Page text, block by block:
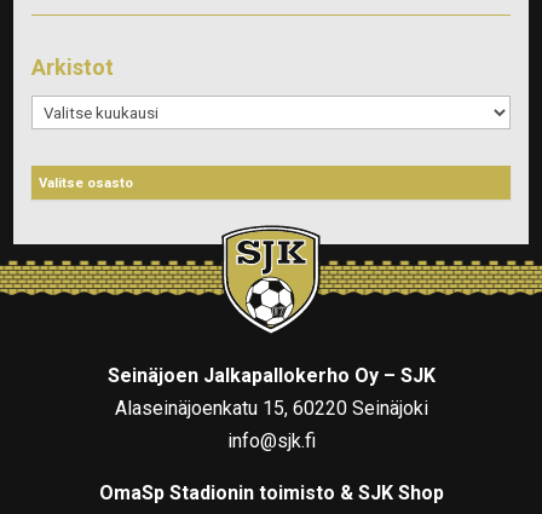
Arkistot
Arkistot
Seinäjoen Jalkapallokerho Oy – SJK
Alaseinäjoenkatu 15, 60220 Seinäjoki
info@sjk.fi
OmaSp Stadionin toimisto & SJK Shop